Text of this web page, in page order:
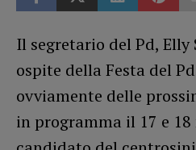
Il segretario del Pd, Elly
ospite della Festa del
ovviamente delle
in programma il 17 e